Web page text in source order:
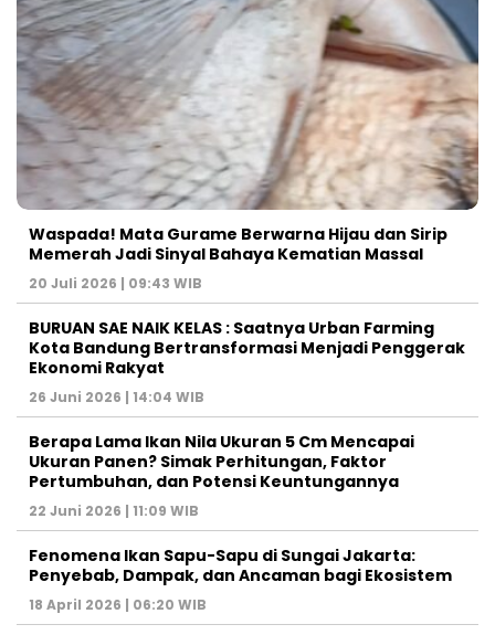
Waspada! Mata Gurame Berwarna Hijau dan Sirip
Memerah Jadi Sinyal Bahaya Kematian Massal
20 Juli 2026 | 09:43 WIB
BURUAN SAE NAIK KELAS : Saatnya Urban Farming
Kota Bandung Bertransformasi Menjadi Penggerak
Ekonomi Rakyat
26 Juni 2026 | 14:04 WIB
Berapa Lama Ikan Nila Ukuran 5 Cm Mencapai
Ukuran Panen? Simak Perhitungan, Faktor
Pertumbuhan, dan Potensi Keuntungannya
22 Juni 2026 | 11:09 WIB
Fenomena Ikan Sapu-Sapu di Sungai Jakarta:
Penyebab, Dampak, dan Ancaman bagi Ekosistem
18 April 2026 | 06:20 WIB